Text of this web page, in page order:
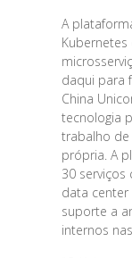
A
daqui para
China
tecnologia
trabalho
própria. A
30
data
suporte a
internos